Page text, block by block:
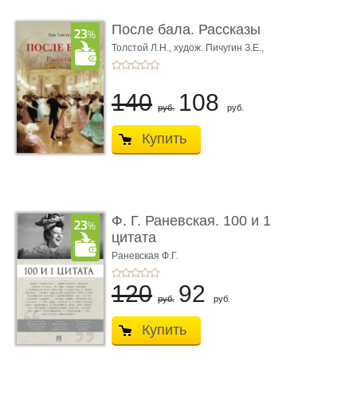
После бала. Рассказы
Толстой Л.Н., худож. Пичугин З.Е.,
худож. Лебедев А.И.,
140 руб. 108 руб.
Купить
Ф. Г. Раневская. 100 и 1
цитата
Раневская Ф.Г.
120 руб. 92 руб.
Купить